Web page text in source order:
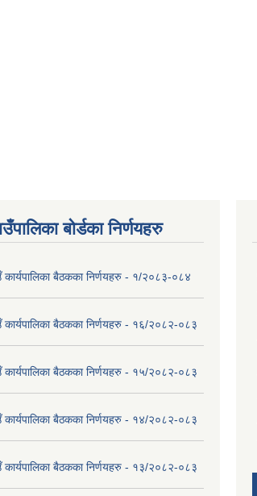
बोर्डका निर्णयहरु
कार्यपालिका बैठकका निर्णयहरु - १/२०८३-०८४
कार्यपालिका बैठकका निर्णयहरु - १६/२०८२-०८३
कार्यपालिका बैठकका निर्णयहरु - १५/२०८२-०८३
कार्यपालिका बैठकका निर्णयहरु - १४/२०८२-०८३
कार्यपालिका बैठकका निर्णयहरु - १३/२०८२-०८३